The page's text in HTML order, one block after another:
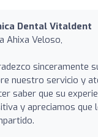
Dental Vitaldent
Ahixa Veloso,
sinceramente
nuestro servicio y
saber que su
y apreciamos que